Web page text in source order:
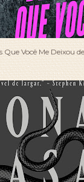
Que Você Me Deixou